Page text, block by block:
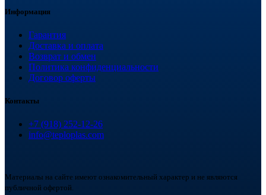
Информация
Гарантия
Доставка и оплата
Возврат и обмен
Политика конфиденциальности
Договор оферты
Контакты
+7 (918) 252-12-26
info@teploplas.com
Материалы на сайте имеют ознакомительный характер и не являются
публичной офертой.